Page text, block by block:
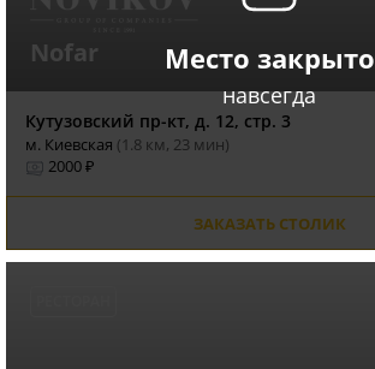
Место закрыто
навсегда
Nofar
Кутузовский пр-кт, д. 12, стр. 3
м. Киевская (1.8 км, 23 мин)
2000 ₽
ЗАКАЗАТЬ СТОЛИК